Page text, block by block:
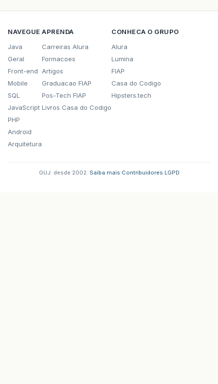
NAVEGUE
Java
Geral
Front-end
Mobile
SQL
JavaScript
PHP
Android
Arquitetura
APRENDA
Carreiras Alura
Formacoes
Artigos
Graduacao FIAP
Pos-Tech FIAP
Livros Casa do Codigo
CONHECA O GRUPO
Alura
Lumina
FIAP
Casa do Codigo
Hipsters.tech
GUJ: desde 2002. Saiba mais Contribuidores LGPD